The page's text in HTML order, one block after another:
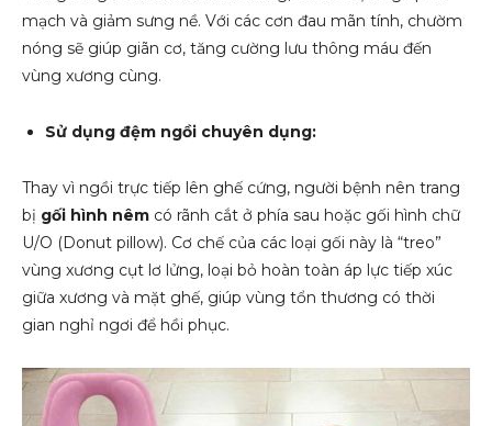
mạch và giảm sưng nề. Với các cơn đau mãn tính, chườm
nóng sẽ giúp giãn cơ, tăng cường lưu thông máu đến
vùng xương cùng.
Sử dụng đệm ngồi chuyên dụng:
Thay vì ngồi trực tiếp lên ghế cứng, người bệnh nên trang
bị gối hình nêm có rãnh cắt ở phía sau hoặc gối hình chữ
U/O (Donut pillow). Cơ chế của các loại gối này là “treo”
vùng xương cụt lơ lửng, loại bỏ hoàn toàn áp lực tiếp xúc
giữa xương và mặt ghế, giúp vùng tổn thương có thời
gian nghỉ ngơi để hồi phục.